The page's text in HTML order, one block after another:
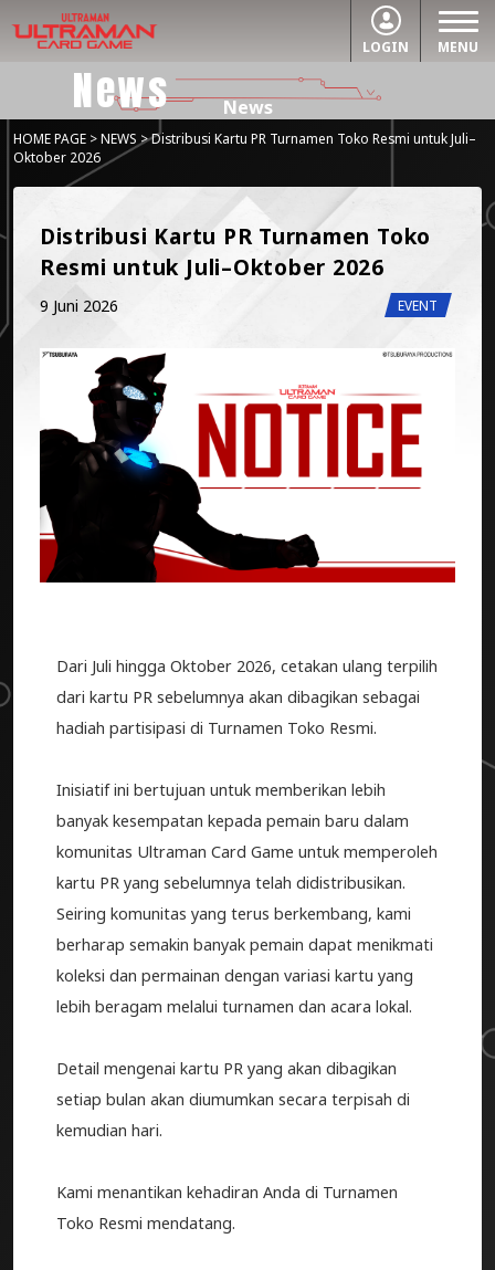
MENU
LOGIN
News News
HOME PAGE>NEWS > Distribusi Kartu PR Turnamen Toko Resmi untuk Juli–
Oktober 2026
Distribusi Kartu PR Turnamen Toko
Resmi untuk Juli–Oktober 2026
9 Juni 2026 EVENT
Dari Juli hingga Oktober 2026, cetakan ulang terpilih
dari kartu PR sebelumnya akan dibagikan sebagai
hadiah partisipasi di Turnamen Toko Resmi.
Inisiatif ini bertujuan untuk memberikan lebih
banyak kesempatan kepada pemain baru dalam
komunitas Ultraman Card Game untuk memperoleh
kartu PR yang sebelumnya telah didistribusikan.
Seiring komunitas yang terus berkembang, kami
berharap semakin banyak pemain dapat menikmati
koleksi dan permainan dengan variasi kartu yang
lebih beragam melalui turnamen dan acara lokal.
Detail mengenai kartu PR yang akan dibagikan
setiap bulan akan diumumkan secara terpisah di
kemudian hari.
Kami menantikan kehadiran Anda di Turnamen
Toko Resmi mendatang.